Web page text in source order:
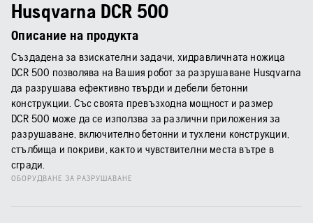
Husqvarna DCR 500
Описание на продукта
Създадена за взискателни задачи, хидравличната ножица
DCR 500 позволява на Вашия робот за разрушаване Husqvarna
да разрушава ефективно твърди и дебели бетонни
конструкции. Със своята превъзходна мощност и размер
DCR 500 може да се използва за различни приложения за
разрушаване, включително бетонни и тухлени конструкции,
стълбища и покриви, както и чувствителни места вътре в
сгради.
ОБОРУДВАНЕ ЗА РАЗРУШАВАНЕ